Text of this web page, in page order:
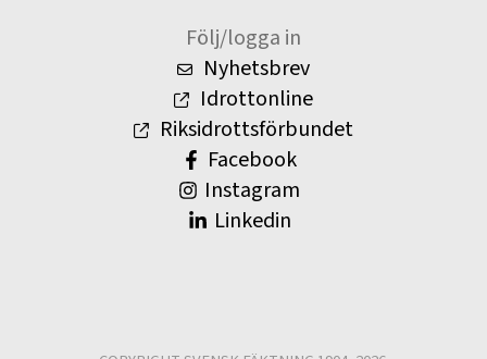
Följ/logga in
Nyhetsbrev
Idrottonline
Riksidrottsförbundet
Facebook
Instagram
Linkedin